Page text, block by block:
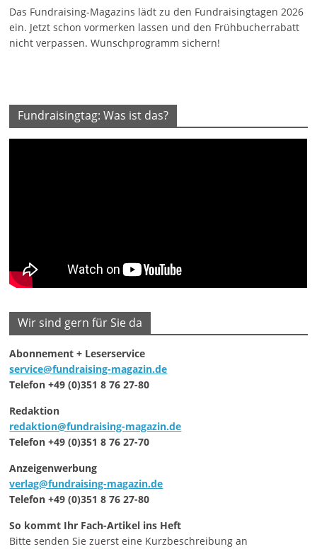
Das Fundraising-Magazins lädt zu den Fundraisingtagen 2026
ein. Jetzt schon vormerken lassen und den Frühbucherrabatt
nicht verpassen. Wunschprogramm sichern!
Fundraisingtag: Was ist das?
Wir sind gern für Sie da
Abonnement + Leserservice
service@fundraising-magazin.de
Telefon +49 (0)351 8 76 27-80
Redaktion
redaktion@fundraising-magazin.de
Telefon +49 (0)351 8 76 27-70
Anzeigenwerbung
verlag@fundraising-magazin.de
Telefon +49 (0)351 8 76 27-80
So kommt Ihr Fach-Artikel ins Heft
Bitte senden Sie zuerst eine Kurzbeschreibung an